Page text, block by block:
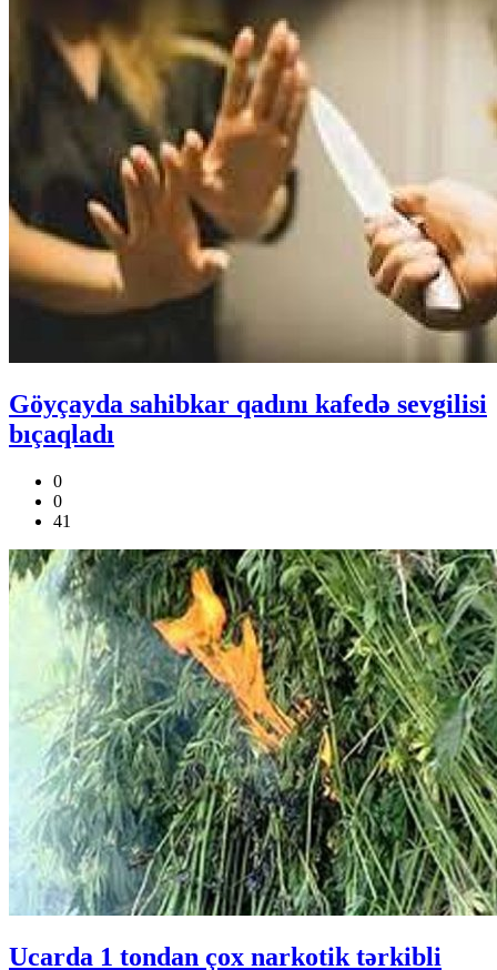
Göyçayda sahibkar qadını kafedə sevgilisi
bıçaqladı
0
0
41
Ucarda 1 tondan çox narkotik tərkibli